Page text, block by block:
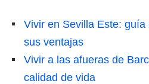
Vivir en Sevilla Este:
sus ventajas
Vivir a las afueras de
calidad de vida